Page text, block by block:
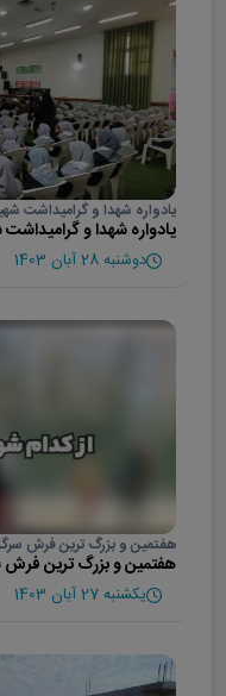
یادواره شهدا و گرامیداشت
یادواره شهدا و
دوشنبه 28 آبان 1403
هفتمین و بزرگ ترین فرش سرگل
هفتمین و بزرگ ترین فرش
یکشنبه 27 آبان 1403